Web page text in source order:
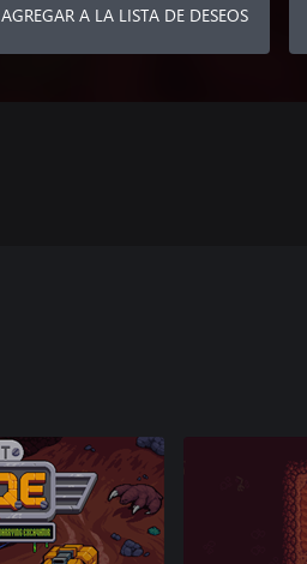
AGREGAR A LA LISTA DE DESEOS